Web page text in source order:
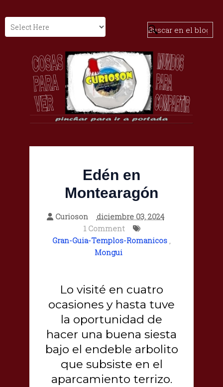
Edén en
Montearagón
Curioson
diciembre 03, 2024
1 Comment
Gran-Guia-Templos-Romanicos ,
Mongui
Lo visité en cuatro
ocasiones y hasta tuve
la oportunidad de
hacer una buena siesta
bajo el endeble arbolito
que subsiste en el
aparcamiento terrizo.